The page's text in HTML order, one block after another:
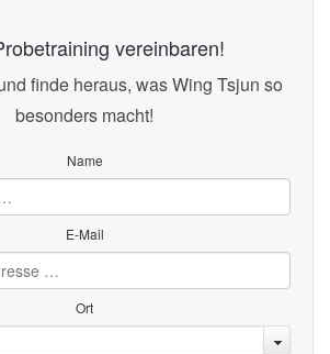
vereinbaren!
finde heraus, was Wing Tsjun so
besonders macht!
Name
E-Mail
Ort